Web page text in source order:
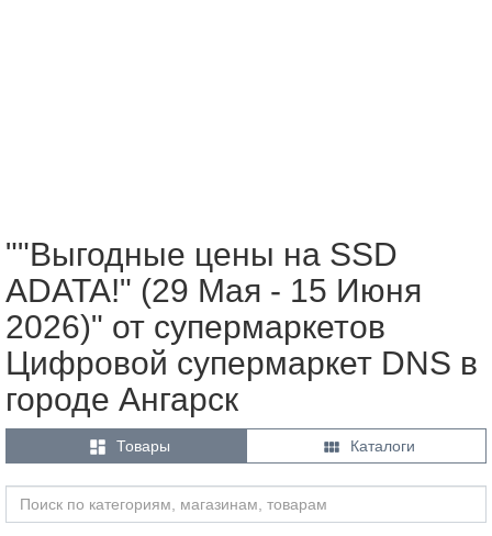
""Выгодные цены на SSD
ADATA!" (29 Мая - 15 Июня
2026)" от супермаркетов
Цифровой супермаркет DNS в
городе Ангарск
 Товары  Каталоги